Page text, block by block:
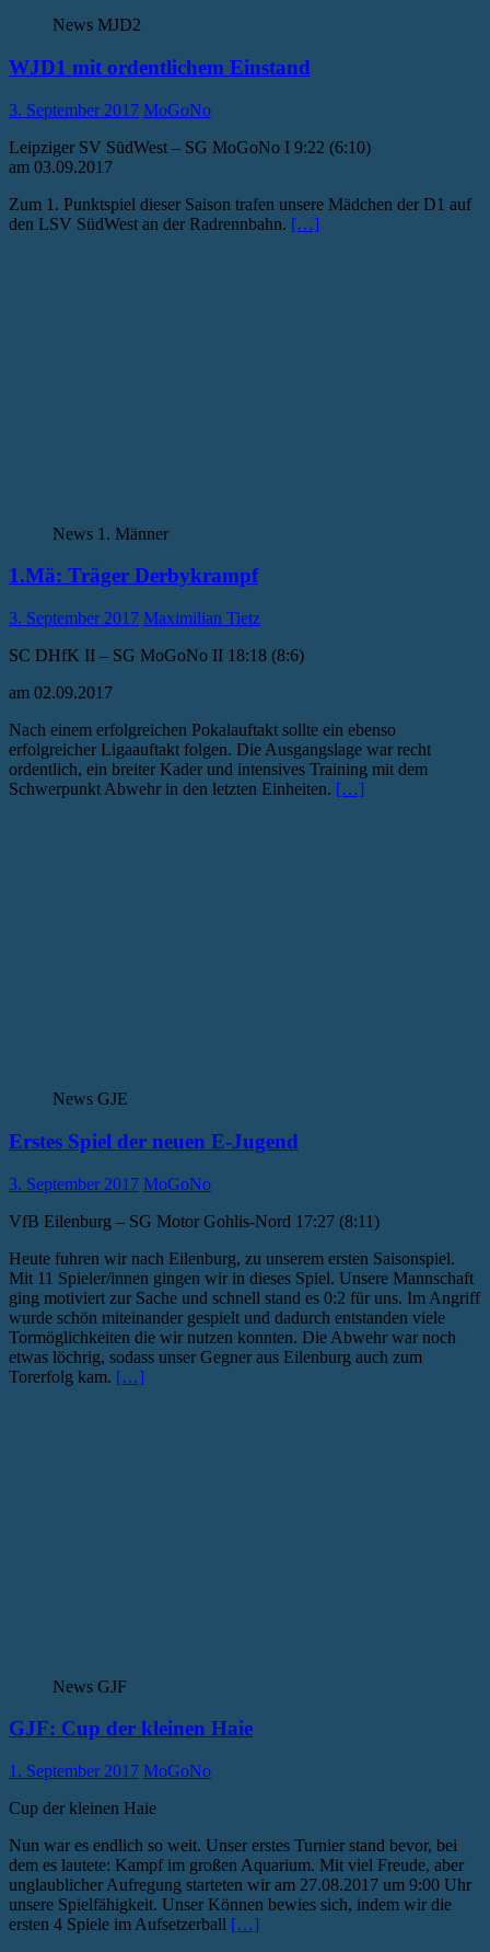
News MJD2
WJD1 mit ordentlichem Einstand
3. September 2017 MoGoNo
Leipziger SV SüdWest – SG MoGoNo I 9:22 (6:10)
am 03.09.2017
Zum 1. Punktspiel dieser Saison trafen unsere Mädchen der D1 auf
den LSV SüdWest an der Radrennbahn. […]
News 1. Männer
1.Mä: Träger Derbykrampf
3. September 2017 Maximilian Tietz
SC DHfK II – SG MoGoNo II 18:18 (8:6)
am 02.09.2017
Nach einem erfolgreichen Pokalauftakt sollte ein ebenso
erfolgreicher Ligaauftakt folgen. Die Ausgangslage war recht
ordentlich, ein breiter Kader und intensives Training mit dem
Schwerpunkt Abwehr in den letzten Einheiten. […]
News GJE
Erstes Spiel der neuen E-Jugend
3. September 2017 MoGoNo
VfB Eilenburg – SG Motor Gohlis-Nord 17:27 (8:11)
Heute fuhren wir nach Eilenburg, zu unserem ersten Saisonspiel.
Mit 11 Spieler/innen gingen wir in dieses Spiel. Unsere Mannschaft
ging motiviert zur Sache und schnell stand es 0:2 für uns. Im Angriff
wurde schön miteinander gespielt und dadurch entstanden viele
Tormöglichkeiten die wir nutzen konnten. Die Abwehr war noch
etwas löchrig, sodass unser Gegner aus Eilenburg auch zum
Torerfolg kam. […]
News GJF
GJF: Cup der kleinen Haie
1. September 2017 MoGoNo
Cup der kleinen Haie
Nun war es endlich so weit. Unser erstes Turnier stand bevor, bei
dem es lautete: Kampf im großen Aquarium. Mit viel Freude, aber
unglaublicher Aufregung starteten wir am 27.08.2017 um 9:00 Uhr
unsere Spielfähigkeit. Unser Können bewies sich, indem wir die
ersten 4 Spiele im Aufsetzerball […]